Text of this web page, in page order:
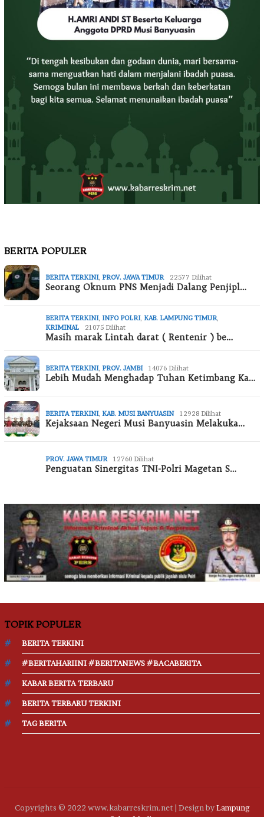
BERITA POPULER
BERITA TERKINI, PROV. JAWA TIMUR 22577 Dilihat
Seorang Oknum PNS Menjadi Dalang Penjipl…
BERITA TERKINI, INFO POLRI, KAB. LAMPUNG TIMUR,
KRIMINAL
21075 Dilihat
Masih marak Lintah darat ( Rentenir ) be…
BERITA TERKINI, PROV. JAMBI 14076 Dilihat
Lebih Mudah Menghadap Tuhan Ketimbang Ka…
BERITA TERKINI, KAB. MUSI BANYUASIN 12928 Dilihat
Kejaksaan Negeri Musi Banyuasin Melakuka…
PROV. JAWA TIMUR 12760 Dilihat
Penguatan Sinergitas TNI-Polri Magetan S…
TOPIK POPULER
BERITA TERKINI
#BERITAHARIINI #BERITANEWS #BACABERITA
KABAR BERITA TERBARU
BERITA TERBARU TERKINI
TAG BERITA
Copyrights © 2022 www.kabarreskrim.net | Design byLampung